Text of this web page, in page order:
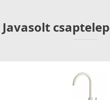
Javasolt